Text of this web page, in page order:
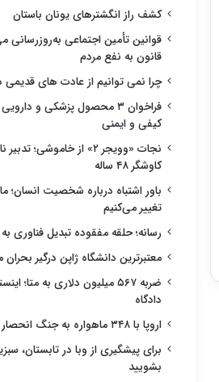
کشف راز انگشترهای یونان باستان
قوانین تأمین اجتماعی به‌روزرسانی
قانون به نفع مردم
چرا نمی توانیم از عادت های
فراخوان ۳ محصول پزشکی و
کیفی و ایمنی
نجات «وویجر ۲» از خاموشی؛
کاوشگر ۴۸ ساله
باور اشتباه درباره شخصیت انسان؛
تغییر می‌کنیم
رسانه؛ حلقه مفقوده تبدیل فناوری
معتبرترین دانشگاه ژاپن درگیر
ضربه ۵۶۷ میلیون دلاری به متا؛
دادگاه
اروپا با ۳۴۸ ماهواره به جنگ انحصار استارلینک می‌رود
برای پیشگیری از وبا در تابستان،
بشویید